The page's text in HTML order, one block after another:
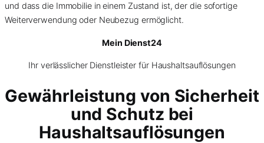
und dass die Immobilie in einem Zustand ist, der die sofortige
Weiterverwendung oder Neubezug ermöglicht.
Mein Dienst24
Ihr verlässlicher Dienstleister für Haushaltsauflösungen
Gewährleistung von Sicherheit
und Schutz bei
Haushaltsauflösungen